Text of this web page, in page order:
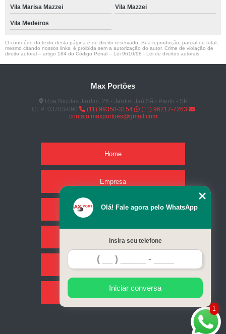
Vila Marisa Mazzei Vila Mazzei
Vila Medeiros
O conteúdo do texto desta página é de direito reservado. Sua reprodução, parcial ou total,
mesmo citando nossos links, é proibida sem a autorização do autor. Crime de violação de
direito autoral – artigo 184 do Código Penal – Lei 9610/98 - Lei de direitos autorais
Max Portões
Rua Nicolas Jardim, 26 - Jardim Jaú São Paulo - SP
CEP: 03703-090
(11) 99350-3154
(11) 96217-7263
contato.maxportoes@gmail.com
Home
Empresa
Missão
Serviços
Contato
Mapa do site
1
Olá! Fale agora pelo WhatsApp
Insira seu telefone
Iniciar conversa